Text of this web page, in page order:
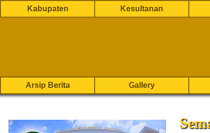
Kabupaten Kesultanan
Arsip Berita Gallery